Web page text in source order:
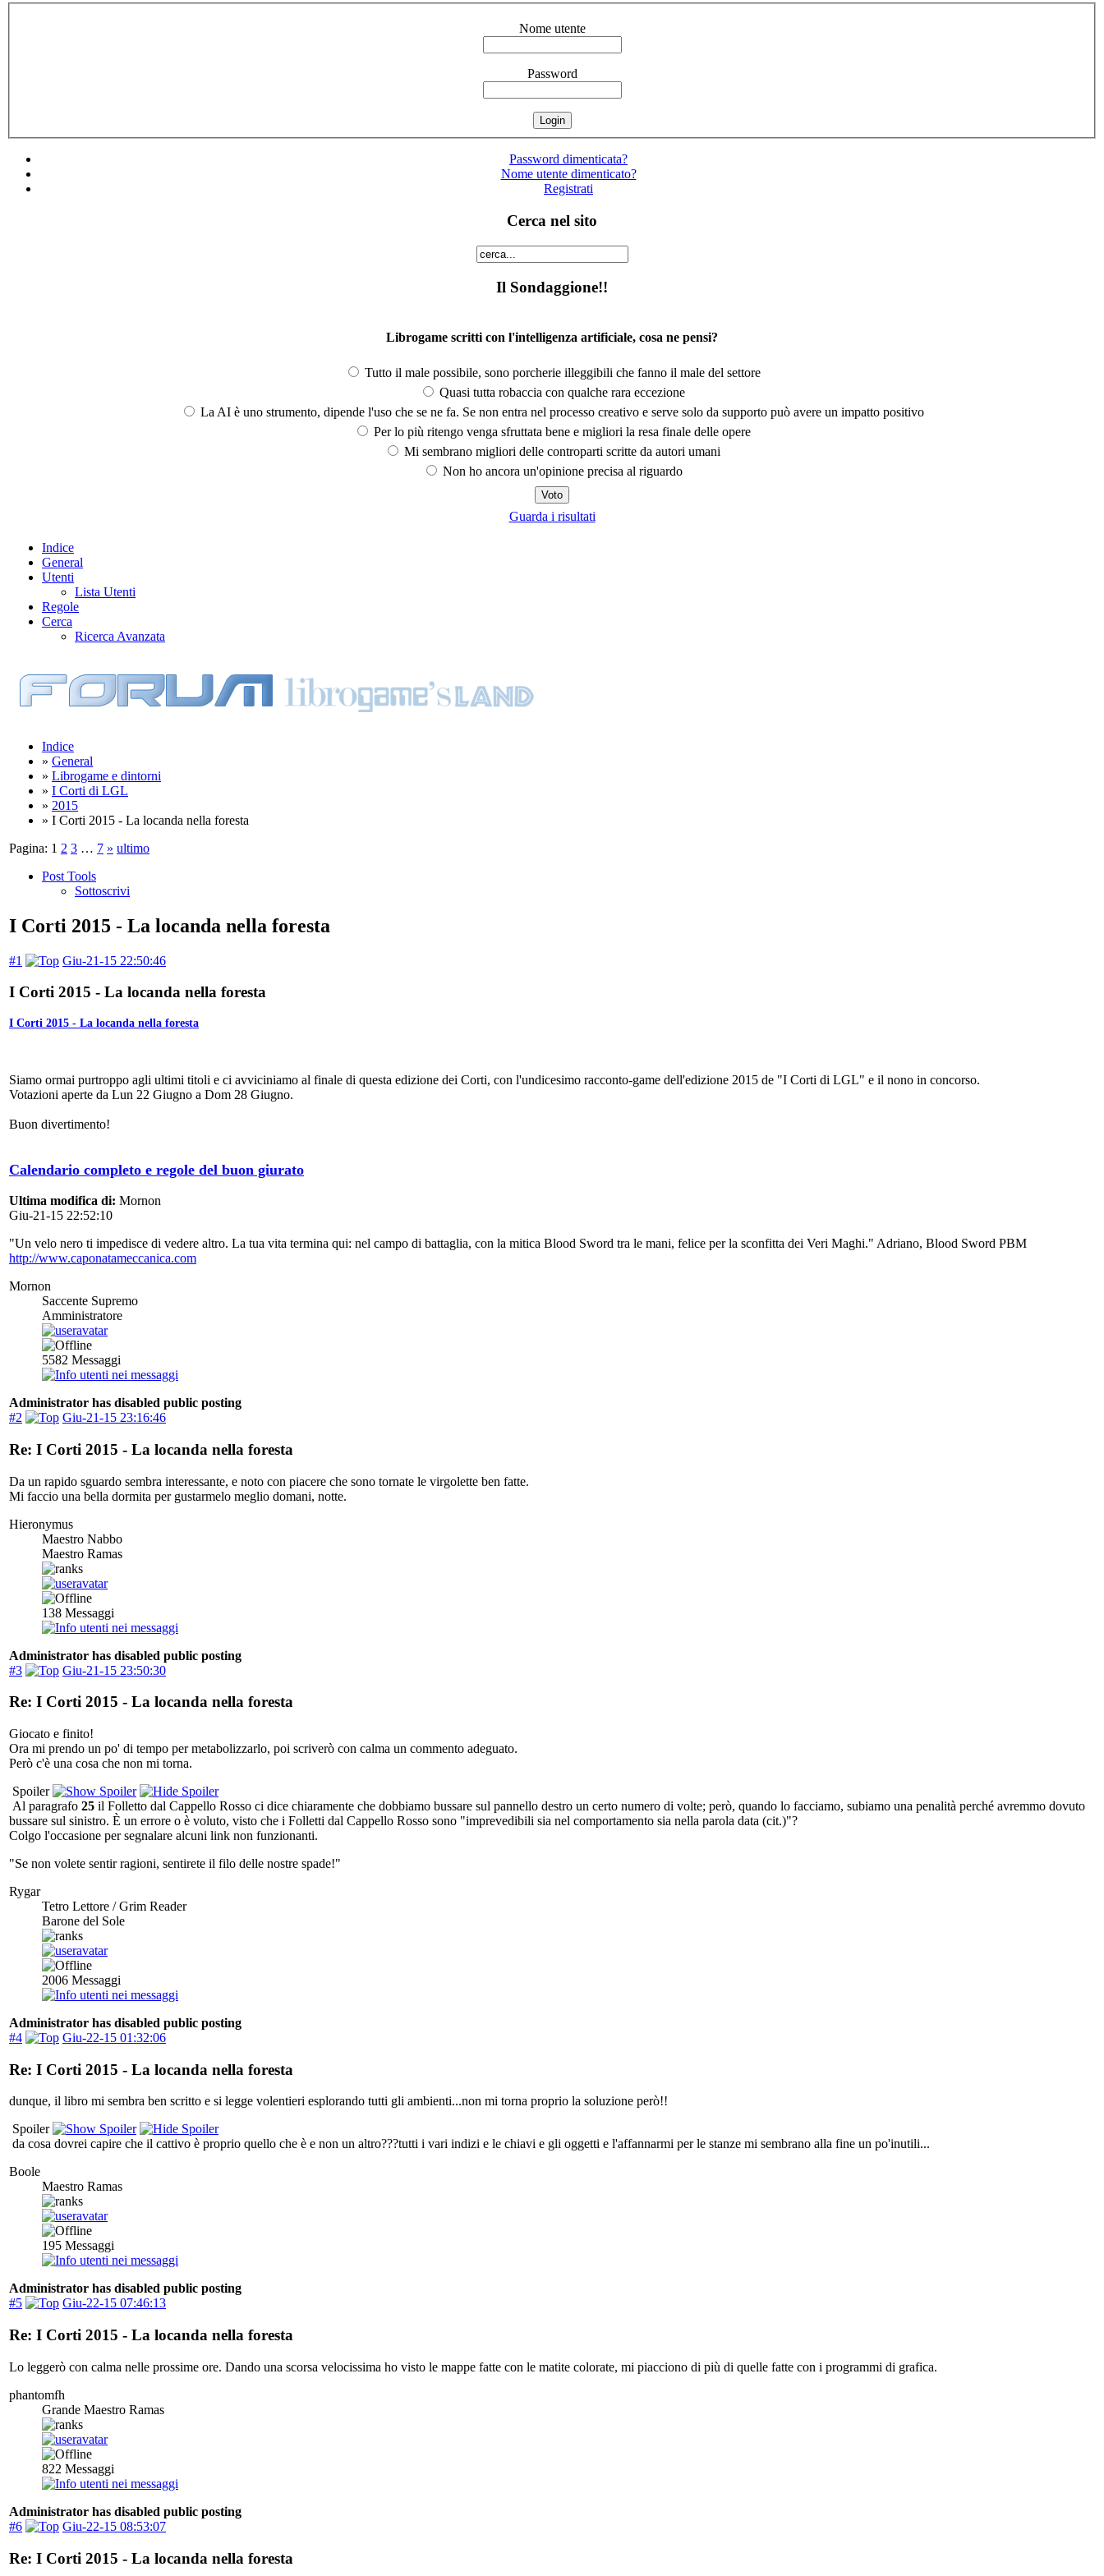
Nome utente
Password
Password dimenticata?
Nome utente dimenticato?
Registrati
Cerca nel sito
Il Sondaggione!!
Librogame scritti con l'intelligenza artificiale, cosa ne pensi?
Tutto il male possibile, sono porcherie illeggibili che fanno il male del settore
Quasi tutta robaccia con qualche rara eccezione
La AI è uno strumento, dipende l'uso che se ne fa. Se non entra nel processo creativo e serve solo da supporto può avere un impatto positivo
Per lo più ritengo venga sfruttata bene e migliori la resa finale delle opere
Mi sembrano migliori delle controparti scritte da autori umani
Non ho ancora un'opinione precisa al riguardo
Guarda i risultati
Indice
General
Utenti
Lista Utenti
Regole
Cerca
Ricerca Avanzata
Indice
» General
» Librogame e dintorni
» I Corti di LGL
» 2015
» I Corti 2015 - La locanda nella foresta
Pagina: 1 2 3 … 7 » ultimo
Post Tools
Sottoscrivi
I Corti 2015 - La locanda nella foresta
#1 Giu-21-15 22:50:46
I Corti 2015 - La locanda nella foresta
I Corti 2015 - La locanda nella foresta
Siamo ormai purtroppo agli ultimi titoli e ci avviciniamo al finale di questa edizione dei Corti, con l'undicesimo racconto-game dell'edizione 2015 de "I Corti di LGL" e il nono in concorso.
Votazioni aperte da Lun 22 Giugno a Dom 28 Giugno.
Buon divertimento!
Calendario completo e regole del buon giurato
Ultima modifica di: Mornon
Giu-21-15 22:52:10
"Un velo nero ti impedisce di vedere altro. La tua vita termina qui: nel campo di battaglia, con la mitica Blood Sword tra le mani, felice per la sconfitta dei Veri Maghi." Adriano, Blood Sword PBM
http://www.caponatameccanica.com
Mornon
Saccente Supremo
Amministratore
5582 Messaggi
Administrator has disabled public posting
#2
Giu-21-15 23:16:46
Re: I Corti 2015 - La locanda nella foresta
Da un rapido sguardo sembra interessante, e noto con piacere che sono tornate le virgolette ben fatte.
Mi faccio una bella dormita per gustarmelo meglio domani, notte.
Hieronymus
Maestro Nabbo
Maestro Ramas
138 Messaggi
Administrator has disabled public posting
#3
Giu-21-15 23:50:30
Re: I Corti 2015 - La locanda nella foresta
Giocato e finito!
Ora mi prendo un po' di tempo per metabolizzarlo, poi scriverò con calma un commento adeguato.
Però c'è una cosa che non mi torna.
Spoiler
Al paragrafo 25 il Folletto dal Cappello Rosso ci dice chiaramente che dobbiamo bussare sul pannello destro un certo numero di volte; però, quando lo facciamo, subiamo una penalità perché avremmo dovuto
bussare sul sinistro. È un errore o è voluto, visto che i Folletti dal Cappello Rosso sono "imprevedibili sia nel comportamento sia nella parola data (cit.)"?
Colgo l'occasione per segnalare alcuni link non funzionanti.
"Se non volete sentir ragioni, sentirete il filo delle nostre spade!"
Rygar
Tetro Lettore / Grim Reader
Barone del Sole
2006 Messaggi
Administrator has disabled public posting
#4
Giu-22-15 01:32:06
Re: I Corti 2015 - La locanda nella foresta
dunque, il libro mi sembra ben scritto e si legge volentieri esplorando tutti gli ambienti...non mi torna proprio la soluzione però!!
Spoiler
da cosa dovrei capire che il cattivo è proprio quello che è e non un altro???tutti i vari indizi e le chiavi e gli oggetti e l'affannarmi per le stanze mi sembrano alla fine un po'inutili...
Boole
Maestro Ramas
195 Messaggi
Administrator has disabled public posting
#5
Giu-22-15 07:46:13
Re: I Corti 2015 - La locanda nella foresta
Lo leggerò con calma nelle prossime ore. Dando una scorsa velocissima ho visto le mappe fatte con le matite colorate, mi piacciono di più di quelle fatte con i programmi di grafica.
phantomfh
Grande Maestro Ramas
822 Messaggi
Administrator has disabled public posting
#6
Giu-22-15 08:53:07
Re: I Corti 2015 - La locanda nella foresta